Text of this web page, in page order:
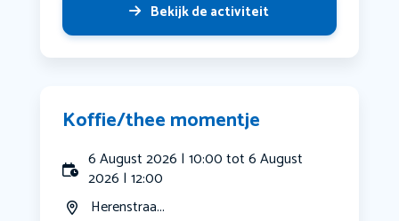
Bekijk de activiteit
Koffie/thee momentje
6 August 2026 | 10:00 tot 6 August
2026 | 12:00
Herenstraa...